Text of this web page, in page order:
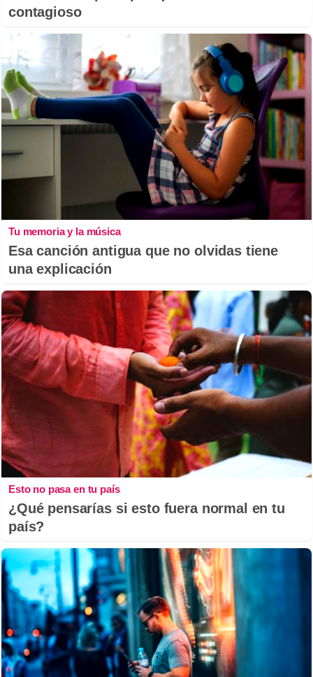
contagioso
Tu memoria y la música
Esa canción antigua que no olvidas tiene
una explicación
Esto no pasa en tu país
¿Qué pensarías si esto fuera normal en tu
país?